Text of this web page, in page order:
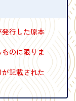
行した原本
のに限りま
記載された